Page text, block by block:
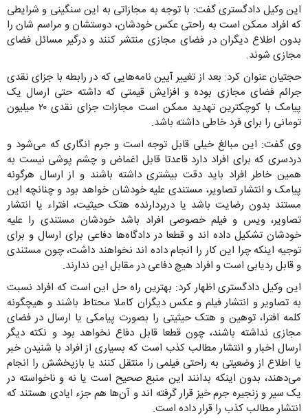
این وکیل دادگستری گفت: با توجه به مجازاتی به این سنگینی و شرایطی
که افراد ممکن است به راحتی عکس خودشان، دوستشان و مراسم شان را
بدون اطلاع دیگران در فضای مجازی منتشر کنند و درگیر مسائل فضای
مجازی شوند.
حجتیان عنوان کرد: بعد از تغییر آیین نامه‌هایی که در رابطه با جزای نقدی
جرائم فضای مجازی بوده و افزایش قیمتی که داشته حتی ارسال یک
پیامک با کوچکترین تهدید ممکن است مجازات جزای نقدی ۲۰ میلیون
تومانی را برای فرد خاطی داشته باشد.
وی گفت: این مبالغ خیلی قابل توجه است و جرم انگاری که می‌شود و
دردسری که برای افراد دارد قاعدتا قابل اغماض و چشم پوشی نیست به
همین خاطر افراد باید دقت بیشتری داشته باشند و از ارسال هرگونه
پیامک و انتشار تصاویر، مستندی علیه خودشان خواهد بود و چنانچه این
مستند بدون رضایت باشد یا دربردارنده هتک حیثیت، افتراء یا انتشار
تصاویر، ویس و فیلم خصوصی افراد باشد خودشان مستندی را علیه
خودشان تشکیل داده اند و قطعا در دادگاه‌ها دفاعی برای ارسال و برای
توجیه اینکه چرا این کار را انجام داده اند نخواهند داشت، چون مستندی
و قابل ردیابی است و افراد هیچ دفاعی در مقابل این ندارند.
این وکیل دادگستری اظهار کرد: بهترین راه حل این است که افراد نسبت
به تصاویر و انتشار فیلم و عکس دیگران کاملا محتاط باشند و هیچگونه
کلمه افترا، توهین و هتک حیثیتی را بصورت پیامکی یا ارسال در فضای
مجازی نداشته باشند، چون قطعا قابل دفاع نخواهد بود و نکته دیگر
ارسال اخبار و انتشار مطالب کذب است که بسیاری از افراد با شنیدن خبر
یا اطلاع از وضعیتی به راحتی فیلمی را منتقل کنند یا بازپخشش را انجام
می‌دهند، بدون اینکه بدانند این منبع صحیح است یا نه و ناخواسته در
یک سیر و زنجیره جرم خیز قرار گرفته اند و آن‌ها هم جزء ایادی هستند که
انتشار مطالب کذب را قرار داده است.